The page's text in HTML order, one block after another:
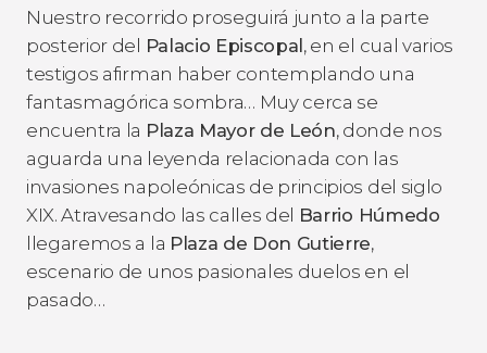
Nuestro recorrido proseguirá junto a la parte
posterior del Palacio Episcopal, en el cual varios
testigos afirman haber contemplando una
fantasmagórica sombra… Muy cerca se
encuentra la Plaza Mayor de León, donde nos
aguarda una leyenda relacionada con las
invasiones napoleónicas de principios del siglo
XIX. Atravesando las calles del Barrio Húmedo
llegaremos a la Plaza de Don Gutierre,
escenario de unos pasionales duelos en el
pasado…